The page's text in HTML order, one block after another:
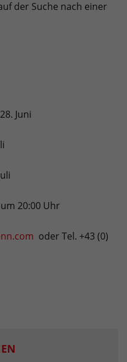
der Suche nach einer
Juni
um 20:00 Uhr
oder Tel. +43 (0)